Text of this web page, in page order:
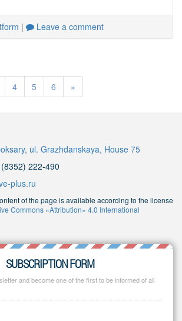
| Leave a comment
4 5 6 »
ul. Grazhdanskaya, House 75
222-490
plus.ru
of the page is available according to the license
Commons «Attribution» 4.0 International
SUBSCRIPTION FORM
and become one of the first to be informed of all